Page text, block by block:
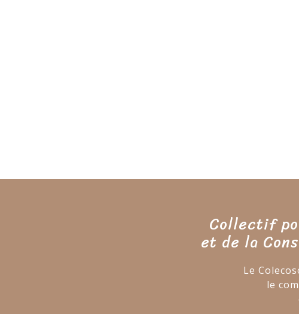
Collectif
et de la
Le
le